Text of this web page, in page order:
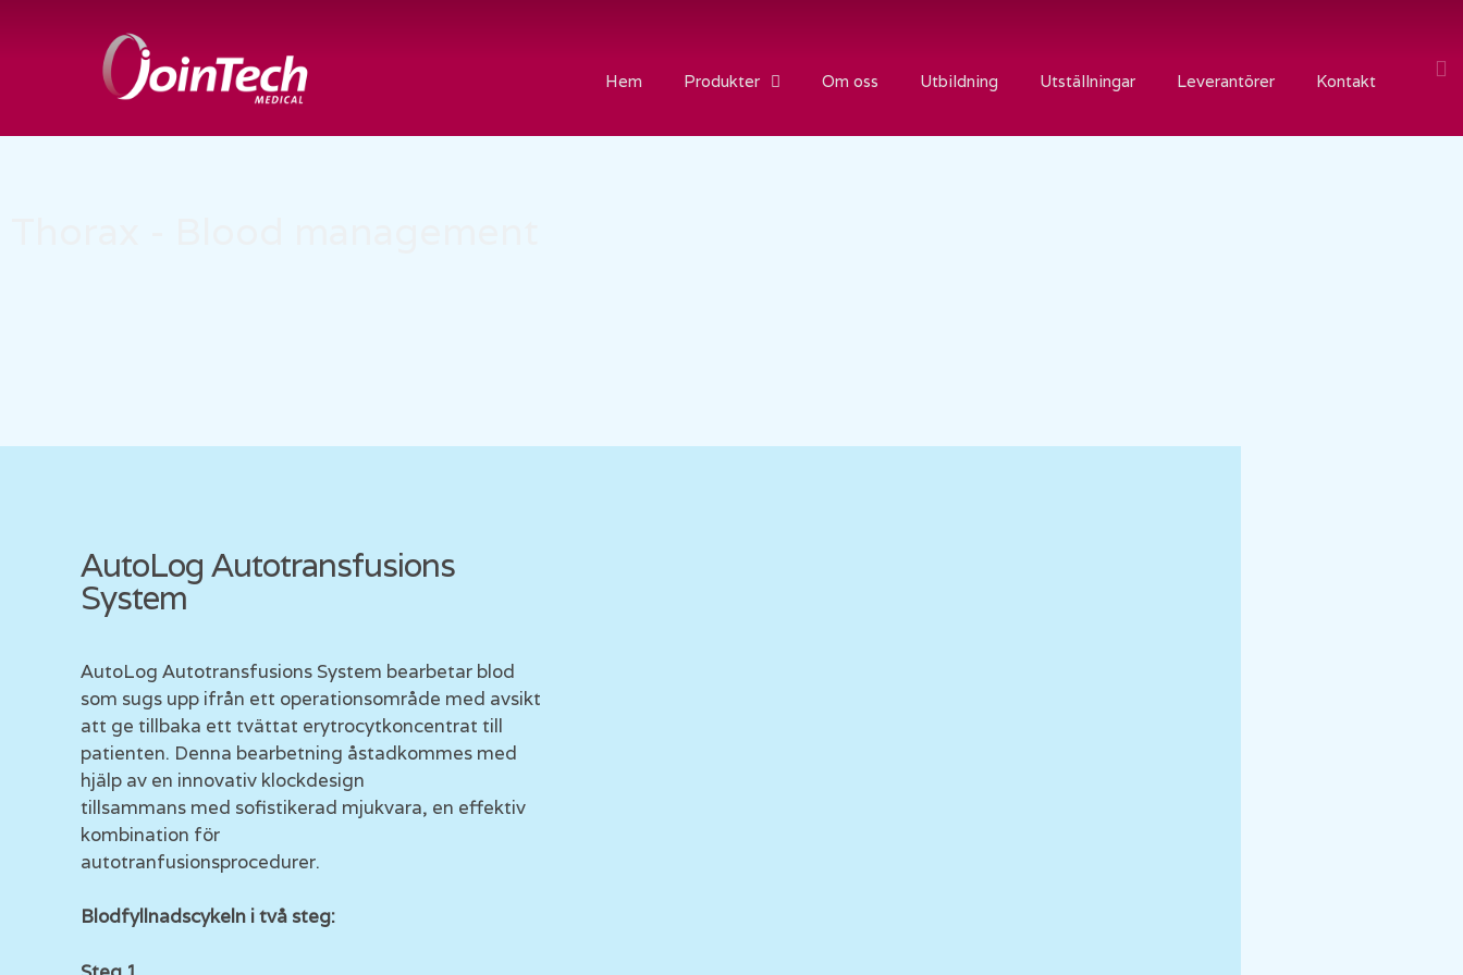
Hem Produkter Om oss Utbildning Utställningar Leverantörer Kontakt
AutoLog Autotransfusions
System
AutoLog Autotransfusions System bearbetar blod
som sugs upp ifrån ett operationsområde med avsikt
att ge tillbaka ett tvättat erytrocytkoncentrat till
patienten. Denna bearbetning åstadkommes med
hjälp av en innovativ klockdesign
tillsammans med sofistikerad mjukvara, en effektiv
kombination för
autotranfusionsprocedurer.
Blodfyllnadscykeln i två steg: